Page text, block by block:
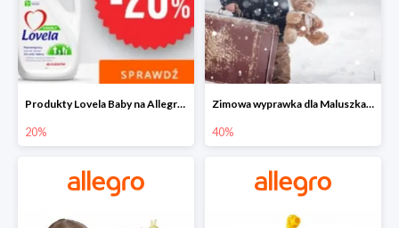
Produkty Lovela Baby na Allegro do -20%
20%
Zimowa wyprawka dla Maluszka na Allegro do -40%
40%